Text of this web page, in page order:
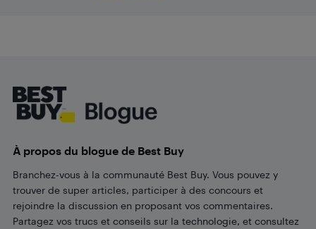
À propos du blogue de Best Buy
Branchez-vous à la communauté Best Buy. Vous pouvez y
trouver de super articles, participer à des concours et
rejoindre la discussion en proposant vos commentaires.
Partagez vos trucs et conseils sur la technologie, et consultez